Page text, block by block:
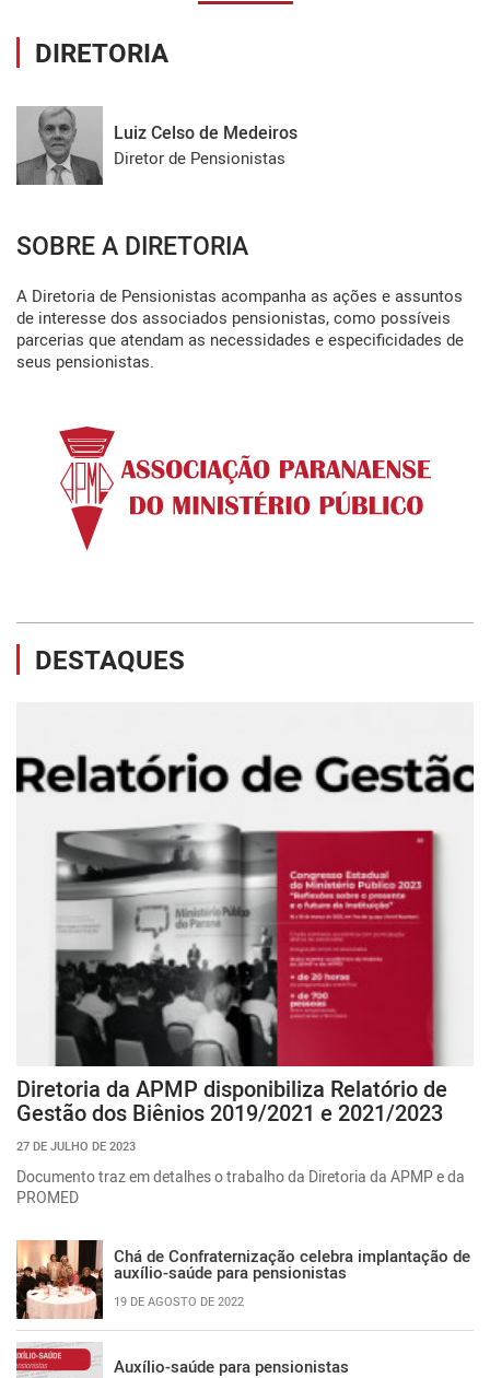
DIRETORIA
Luiz Celso de Medeiros
Diretor de Pensionistas
SOBRE A DIRETORIA
A Diretoria de Pensionistas acompanha as ações e assuntos
de interesse dos associados pensionistas, como possíveis
parcerias que atendam as necessidades e especificidades de
seus pensionistas.
DESTAQUES
Diretoria da APMP disponibiliza Relatório de
Gestão dos Biênios 2019/2021 e 2021/2023
27 DE JULHO DE 2023
Documento traz em detalhes o trabalho da Diretoria da APMP e da
PROMED
Chá de Confraternização celebra implantação de
auxílio-saúde para pensionistas
19 DE AGOSTO DE 2022
Auxílio-saúde para pensionistas